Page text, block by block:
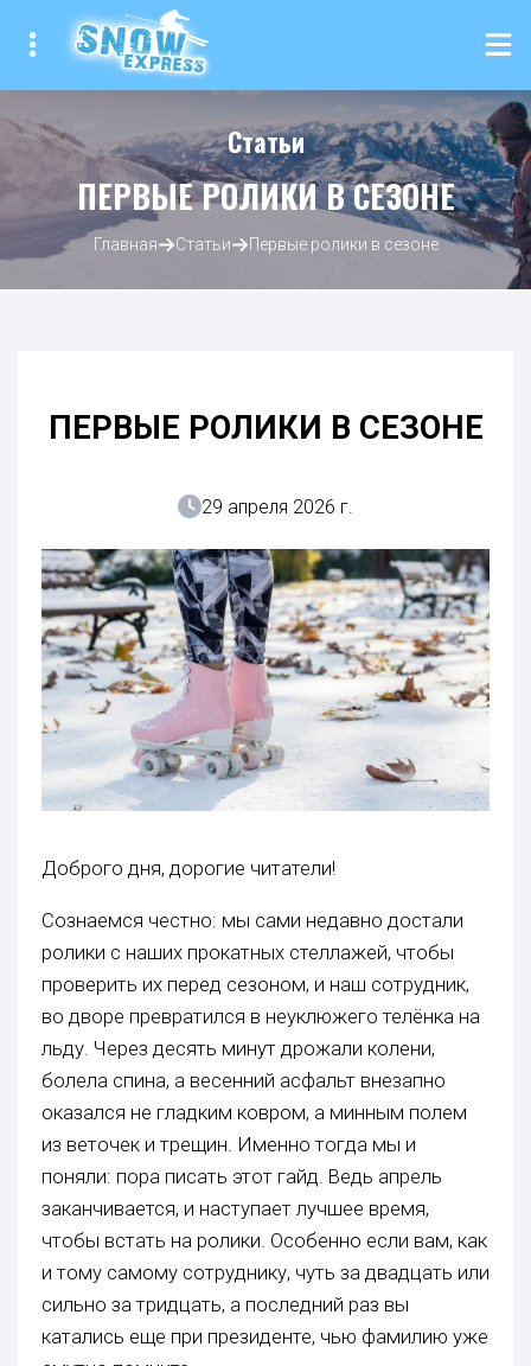
Статьи
ПЕРВЫЕ РОЛИКИ В СЕЗОНЕ
Главная Статьи Первые ролики в сезоне
ПЕРВЫЕ РОЛИКИ В СЕЗОНЕ
29 апреля 2026 г.
Доброго дня, дорогие читатели!
Сознаемся честно: мы сами недавно достали
ролики с наших прокатных стеллажей, чтобы
проверить их перед сезоном, и наш сотрудник,
во дворе превратился в неуклюжего телёнка на
льду. Через десять минут дрожали колени,
болела спина, а весенний асфальт внезапно
оказался не гладким ковром, а минным полем
из веточек и трещин. Именно тогда мы и
поняли: пора писать этот гайд. Ведь апрель
заканчивается, и наступает лучшее время,
чтобы встать на ролики. Особенно если вам, как
и тому самому сотруднику, чуть за двадцать или
сильно за тридцать, а последний раз вы
катались еще при президенте, чью фамилию уже